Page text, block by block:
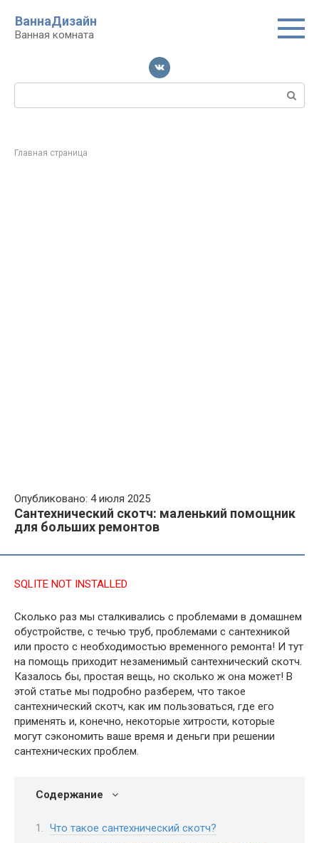
контенту
ВаннаДизайн
Ванная комната
Поиск:
Главная страница
Опубликовано: 4 июля 2025
Сантехнический скотч: маленький помощник
для больших ремонтов
SQLITE NOT INSTALLED
Сколько раз мы сталкивались с проблемами в домашнем
обустройстве, с течью труб, проблемами с сантехникой
или просто с необходимостью временного ремонта! И тут
на помощь приходит незаменимый сантехнический скотч.
Казалось бы, простая вещь, но сколько ж она может! В
этой статье мы подробно разберем, что такое
сантехнический скотч, как им пользоваться, где его
применять и, конечно, некоторые хитрости, которые
могут сэкономить ваше время и деньги при решении
сантехнических проблем.
Содержание
Что такое сантехнический скотч?